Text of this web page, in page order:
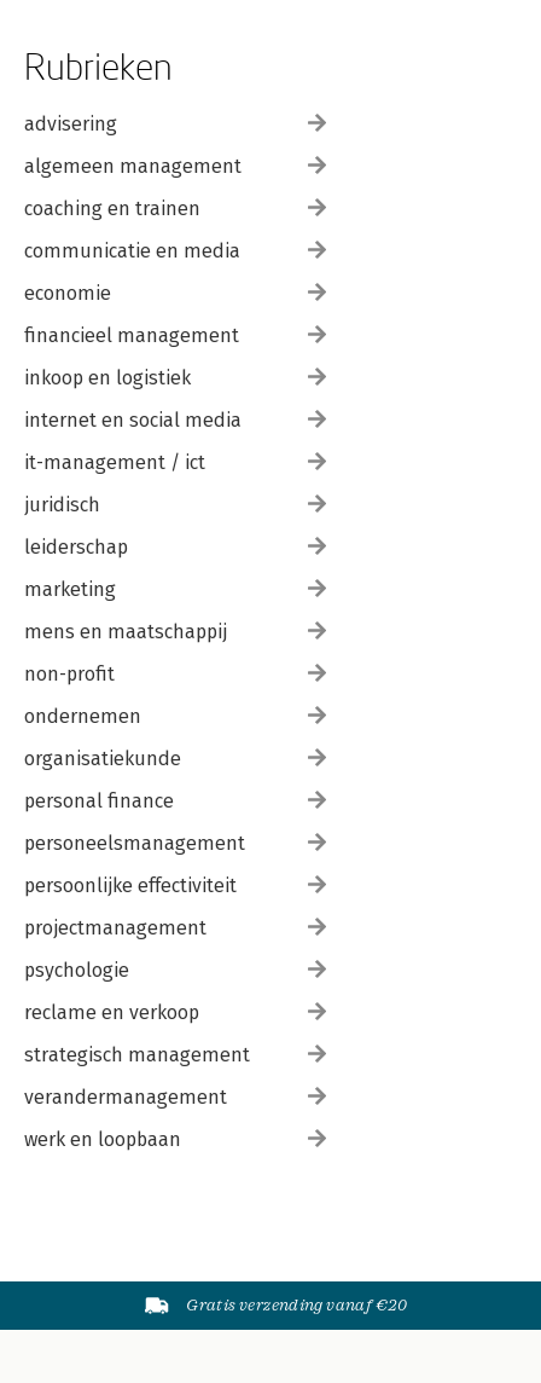
Rubrieken
advisering
algemeen management
coaching en trainen
communicatie en media
economie
financieel management
inkoop en logistiek
internet en social media
it-management / ict
juridisch
leiderschap
marketing
mens en maatschappij
non-profit
ondernemen
organisatiekunde
personal finance
personeelsmanagement
persoonlijke effectiviteit
projectmanagement
psychologie
reclame en verkoop
strategisch management
verandermanagement
werk en loopbaan
Gratis verzending vanaf €20